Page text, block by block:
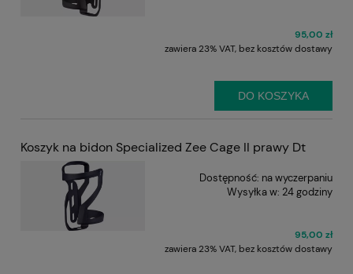
95,00 zł
zawiera 23% VAT, bez kosztów dostawy
DO KOSZYKA
Koszyk na bidon Specialized Zee Cage II prawy Dt
Dostępność: na wyczerpaniu
Wysyłka w: 24 godziny
95,00 zł
zawiera 23% VAT, bez kosztów dostawy